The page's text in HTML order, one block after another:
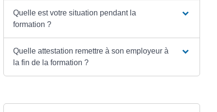
Quelle est votre situation pendant la
formation ?
Quelle attestation remettre à son employeur à
la fin de la formation ?